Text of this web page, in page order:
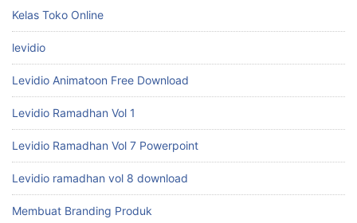
Kelas Toko Online
levidio
Levidio Animatoon Free Download
Levidio Ramadhan Vol 1
Levidio Ramadhan Vol 7 Powerpoint
Levidio ramadhan vol 8 download
Membuat Branding Produk